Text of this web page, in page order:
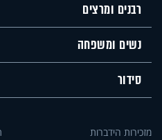
רבנים ומרצים
נשים ומשפחה
סידור
מזכירות הידברות